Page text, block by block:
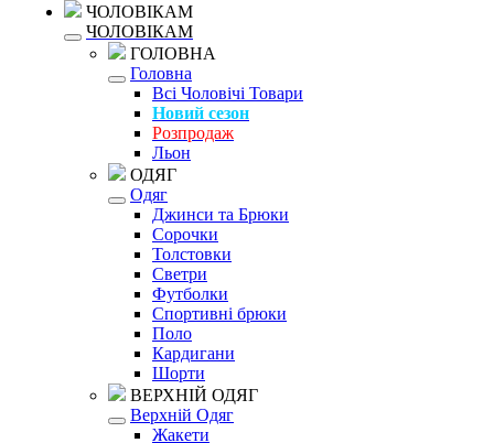
ЧОЛОВІКАМ
ЧОЛОВІКАМ
ГОЛОВНА
Головна
Всі Чоловічі Товари
Новий сезон
Розпродаж
Льон
ОДЯГ
Одяг
Джинси та Брюки
Сорочки
Толстовки
Светри
Футболки
Спортивні брюки
Поло
Кардигани
Шорти
ВЕРХНІЙ ОДЯГ
Верхній Одяг
Жакети